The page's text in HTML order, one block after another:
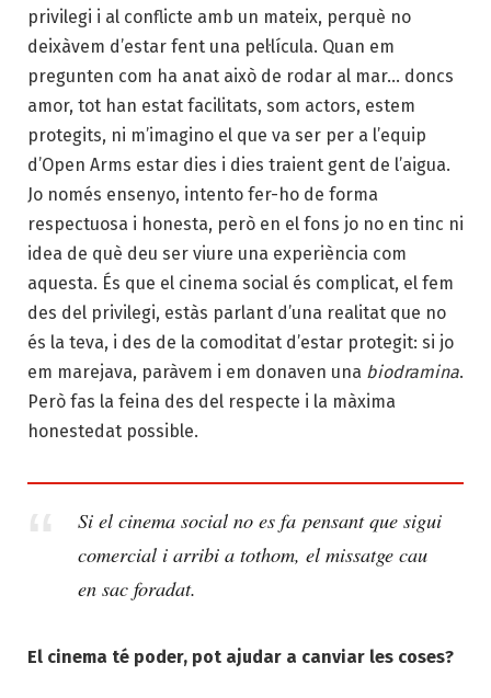
privilegi i al conflicte amb un mateix, perquè no
deixàvem d’estar fent una pel·lícula. Quan em
pregunten com ha anat això de rodar al mar… doncs
amor, tot han estat facilitats, som actors, estem
protegits, ni m’imagino el que va ser per a l’equip
d’Open Arms estar dies i dies traient gent de l’aigua.
Jo només ensenyo, intento fer-ho de forma
respectuosa i honesta, però en el fons jo no en tinc ni
idea de què deu ser viure una experiència com
aquesta. És que el cinema social és complicat, el fem
des del privilegi, estàs parlant d’una realitat que no
és la teva, i des de la comoditat d’estar protegit: si jo
em marejava, paràvem i em donaven una biodramina.
Però fas la feina des del respecte i la màxima
honestedat possible.
Si el cinema social no es fapensant que sigui
comercial i arribi a tothom, el missatge cau
en sac foradat.
El cinema té poder, pot ajudar a canviar les coses?